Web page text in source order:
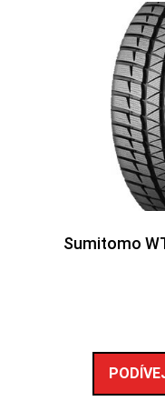
Sumitomo